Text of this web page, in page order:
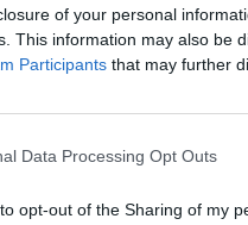
of your personal
This information may also be
Participants that may further
Data Processing Opt Outs
opt-out of the Sharing of my